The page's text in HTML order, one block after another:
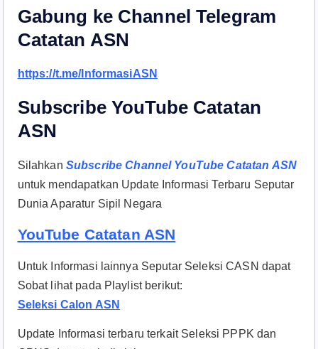
Gabung ke Channel Telegram
Catatan ASN
https://t.me/InformasiASN
Subscribe YouTube Catatan
ASN
Silahkan Subscribe Channel YouTube Catatan ASN
untuk mendapatkan Update Informasi Terbaru Seputar
Dunia Aparatur Sipil Negara
YouTube Catatan ASN
Untuk Informasi lainnya Seputar Seleksi CASN dapat
Sobat lihat pada Playlist berikut:
Seleksi Calon ASN
Update Informasi terbaru terkait Seleksi PPPK dan